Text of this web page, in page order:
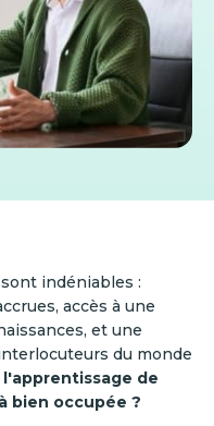
indéniables :
accès à une
et une
du monde
de
bien occupée ?